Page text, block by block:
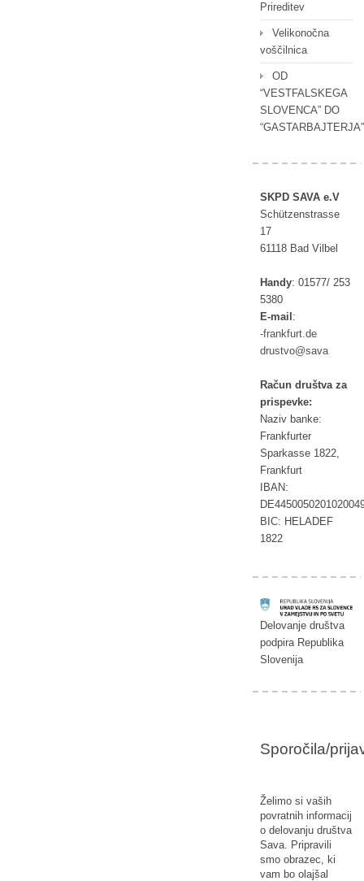
Prireditev
Velikonočna
voščilnica
OD
“VESTFALSKEGA
SLOVENCA” DO
“GASTARBAJTERJA”
SKPD SAVA e.V
Schützenstrasse
17
61118 Bad Vilbel
Handy: 01577/ 253
5380
E-mail :
ed.tr
ufkna
rf-
av
as@ov
tsurd
Račun društva za
prispevke:
Naziv banke:
Frankfurter
Sparkasse 1822,
Frankfurt
IBAN:
BIC: HELADEF
1822
Delovanje društva
podpira Republika
Slovenija
Sporočila/
Želimo si vaših
povratnih informacij
o delovanju društva
Sava. Pripravili
smo obrazec, ki
vam bo olajšal